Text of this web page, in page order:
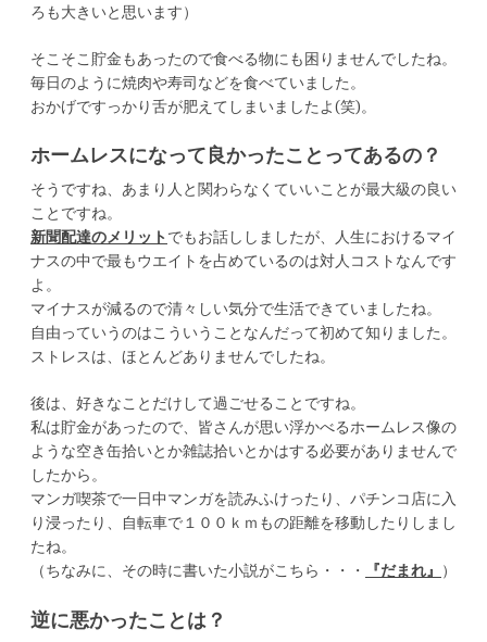
ろも大きいと思います）
そこそこ貯金もあったので食べる物にも困りませんでしたね。
毎日のように焼肉や寿司などを食べていました。
おかげですっかり舌が肥えてしまいましたよ(笑)。
ホームレスになって良かったことってあるの？
そうですね、あまり人と関わらなくていいことが最大級の良い
ことですね。
新聞配達のメリット でもお話ししましたが、人生におけるマイ
ナスの中で最もウエイトを占めているのは対人コストなんです
よ。
マイナスが減るので清々しい気分で生活できていましたね。
自由っていうのはこういうことなんだって初めて知りました。
ストレスは、ほとんどありませんでしたね。
後は、好きなことだけして過ごせることですね。
私は貯金があったので、皆さんが思い浮かべるホームレス像の
ような空き缶拾いとか雑誌拾いとかはする必要がありませんで
したから。
マンガ喫茶で一日中マンガを読みふけったり、パチンコ店に入
り浸ったり、自転車で１００ｋｍもの距離を移動したりしまし
たね。
（ちなみに、その時に書いた小説がこちら・・・
『だまれ』 ）
逆に悪かったことは？